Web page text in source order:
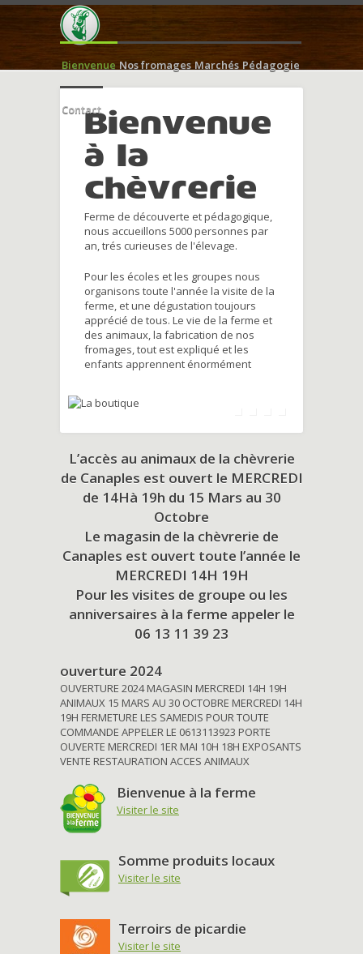
Bienvenue Nos fromages Marchés Pédagogie
ContactBienvenue
à la
chèvrerie
Ferme de découverte et pédagogique,
nous accueillons 5000 personnes par
an, trés curieuses de l'élevage.
Pour les écoles et les groupes nous
organisons toute l'année la visite de la
ferme, et une dégustation toujours
apprécié de tous. Le vie de la ferme et
des animaux, la fabrication de nos
fromages, tout est expliqué et les
enfants apprennent énormément
L’accès au animaux de la chèvrerie
de Canaples est ouvert le MERCREDI
de 14Hà 19h du 15 Mars au 30
Octobre
Le magasin de la chèvrerie de
Canaples est ouvert toute l’année le
MERCREDI 14H 19H
Pour les visites de groupe ou les
anniversaires à la ferme appeler le
06 13 11 39 23
ouverture 2024
OUVERTURE 2024 MAGASIN MERCREDI 14H 19H
ANIMAUX 15 MARS AU 30 OCTOBRE MERCREDI 14H
19H FERMETURE LES SAMEDIS POUR TOUTE
COMMANDE APPELER LE 0613113923 PORTE
OUVERTE MERCREDI 1ER MAI 10H 18H EXPOSANTS
VENTE RESTAURATION ACCES ANIMAUX
Bienvenue à la ferme
Visiter le site
Somme produits locaux
Visiter le site
Terroirs de picardie
Visiter le site